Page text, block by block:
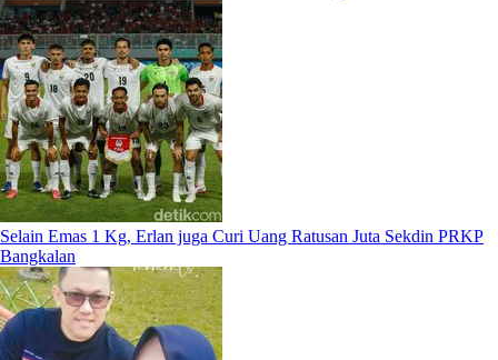
Selain Emas 1 Kg, Erlan juga Curi Uang Ratusan Juta Sekdin PRKP
Bangkalan